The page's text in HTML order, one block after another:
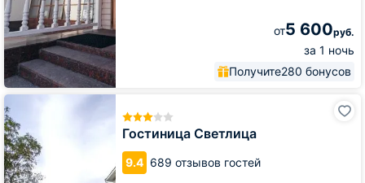
от5 600руб.
за 1 ночь
Получите280 бонусов
Гостиница Светлица
9.4 689 отзывов гостей
Гостиница
Светлица